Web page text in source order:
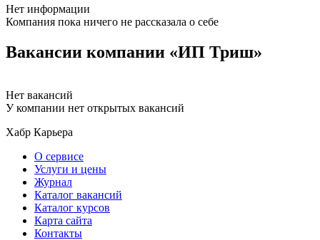
Нет информации
Компания пока ничего не рассказала о себе
Вакансии компании «ИП Триш»
Нет вакансий
У компании нет открытых вакансий
Хабр Карьера
О сервисе
Услуги и цены
Журнал
Каталог вакансий
Каталог курсов
Карта сайта
Контакты